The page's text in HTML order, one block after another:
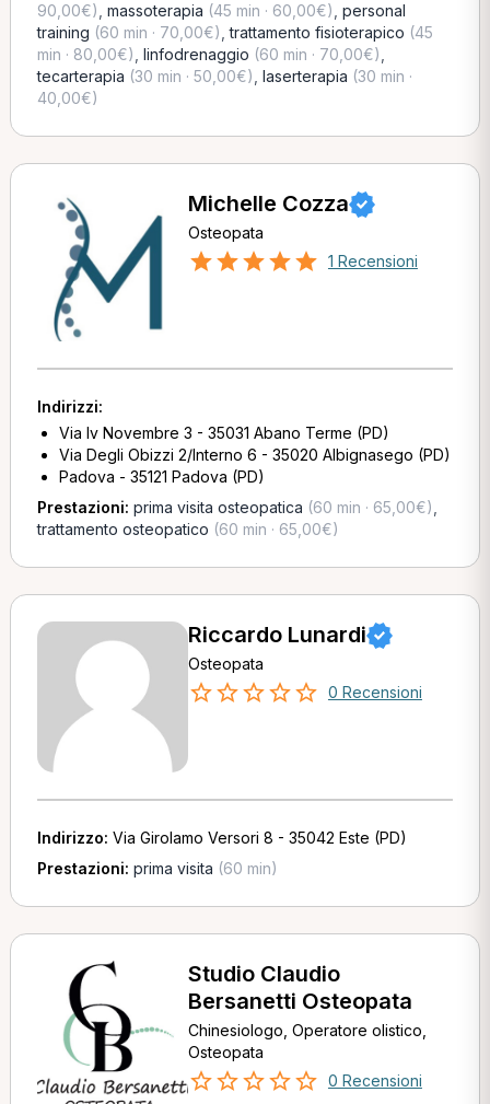
90,00€) massoterapia (45 min · 60,00€) personal
training (60 min · 70,00€) ,trattamento fisioterapico (45
min · 80,00€) linfodrenaggio (60 min · 70,00€)
tecarterapia (30 min · 50,00€) laserterapia (30 min ·
40,00€)
Michelle Cozza
Osteopata
1 Recensioni
Indirizzi:
Via Iv Novembre 3 - 35031 Abano Terme (PD)
Via Degli Obizzi 2/Interno 6 - 35020 Albignasego (PD)
Padova - 35121 Padova (PD)
Prestazioni: prima visita osteopatica (60 min · 65,00€)
trattamento osteopatico (60 min · 65,00€)
Riccardo Lunardi
Osteopata
0 Recensioni
Indirizzo: Via Girolamo Versori 8 - 35042 Este (PD)
Prestazioni: prima visita (60 min)
Studio Claudio
Bersanetti Osteopata
Chinesiologo, Operatore olistico,
Osteopata
0 Recensioni